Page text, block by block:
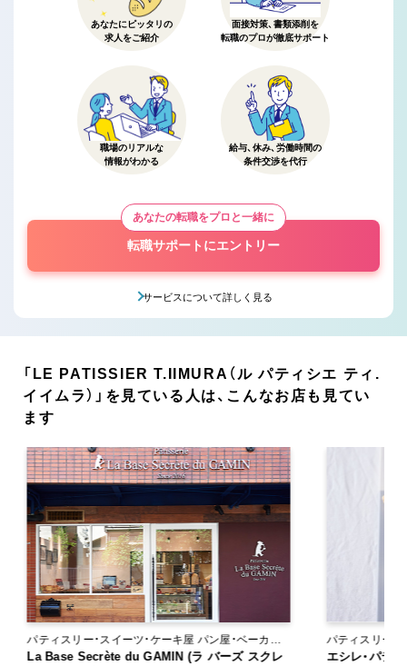
あなたにピッタリの
求人をご紹介
面接対策、書類添削を
転職のプロが徹底サポート
職場のリアルな
情報がわかる
給与、休み、労働時間の
条件交渉を代行
あなたの転職をプロと一緒に
転職サポートにエントリー
サービスについて詳しく見る
「LE PATISSIER T.IIMURA（ル パティシエ ティ.
イイムラ）」を見ている人は、こんなお店も見てい
ます
パティスリー・スイーツ・ケーキ屋 パン屋・ベーカリ
ー
La Base Secrète du GAMIN (ラ バーズ スクレ
パティスリー・
エシレ・パテ